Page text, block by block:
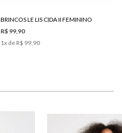
BRINCOS LE LIS CIDA II FEMININO
R$ 99,90
1x de R$ 99,90